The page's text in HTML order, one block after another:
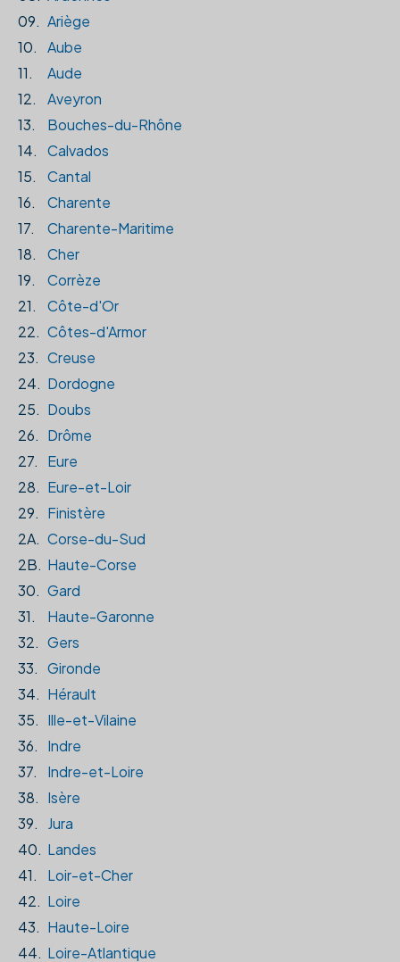
09. Ariège
10.
Aube
11.
Aude
12.
Aveyron
13.
Bouches-du-Rhône
14.
Calvados
15.
Cantal
16.
Charente
17.
Charente-Maritime
18.
Cher
19.
Corrèze
21.
Côte-d'Or
22. Côtes-d'Armor
23. Creuse
24. Dordogne
25. Doubs
26. Drôme
27.
Eure
28. Eure-et-Loir
29. Finistère
2A. Corse-du-Sud
2B. Haute-Corse
30. Gard
31.
Haute-Garonne
32. Gers
33. Gironde
34. Hérault
35. Ille-et-Vilaine
36.
Indre
37.
Indre-et-Loire
38. Isère
39.
Jura
40. Landes
41.
Loir-et-Cher
42. Loire
43. Haute-Loire
44. Loire-Atlantique